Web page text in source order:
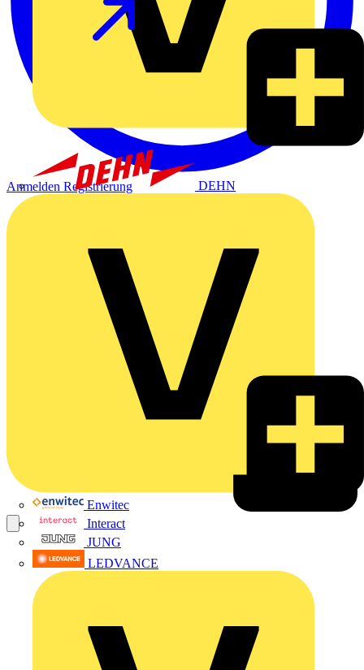
DEHN
Enwitec
Interact
JUNG
LEDVANCE
Anmelden Registrierung